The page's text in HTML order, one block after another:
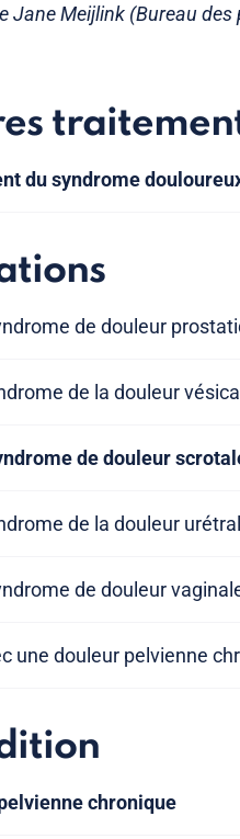
Jane Meijlink (Bureau des
du syndrome
de douleur
de la douleur
de douleur
de la douleur
de douleur
une douleur pelvienne
chronique